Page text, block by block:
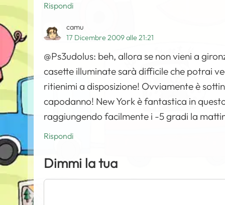
Rispondi
camu
17 Dicembre 2009 alle 21:21
@Ps3udolus: beh, allora se non vieni a
casette illuminate sarà difficile che potrai
ritienimi a disposizione! Ovviamente è
capodanno! New York è fantastica in
raggiungendo facilmente i -5 gradi la
Rispondi
Dimmi la tua